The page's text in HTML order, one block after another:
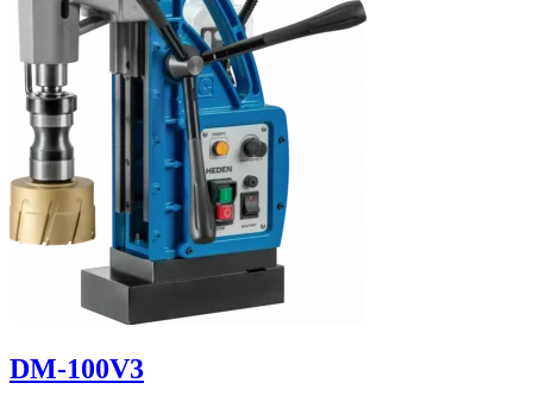
DM-100V3